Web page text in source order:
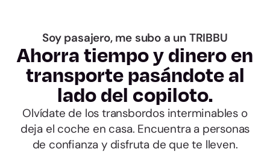
Valencia
Badajoz
Cáceres
Soy pasajero, me subo a un TRIBBU
Ahorra tiempo y dinero en
transporte pasándote al
lado del copiloto.
Olvídate de los transbordos interminables o
deja el coche en casa. Encuentra a personas
de confianza y disfruta de que te lleven.